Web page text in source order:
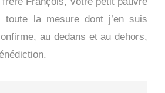
toute la mesure dont j’en suis
au dedans et au dehors,